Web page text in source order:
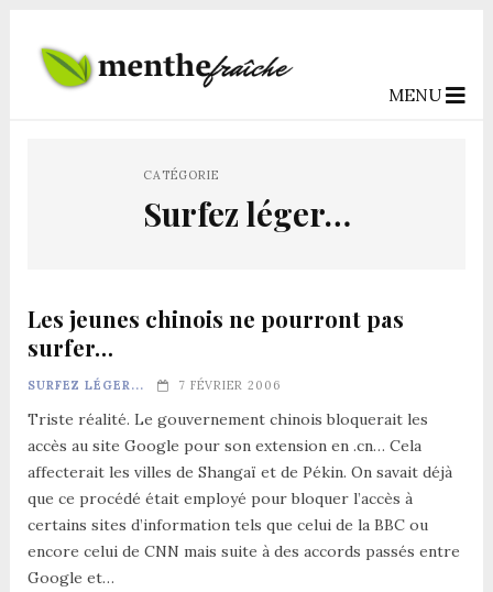
MENU
CATÉGORIE
Surfez léger…
Les jeunes chinois ne pourront pas
surfer…
SURFEZ LÉGER... 7 FÉVRIER 2006
Triste réalité. Le gouvernement chinois bloquerait les
accès au site Google pour son extension en .cn… Cela
affecterait les villes de Shangaï et de Pékin. On savait déjà
que ce procédé était employé pour bloquer l’accès à
certains sites d’information tels que celui de la BBC ou
encore celui de CNN mais suite à des accords passés entre
Google et…